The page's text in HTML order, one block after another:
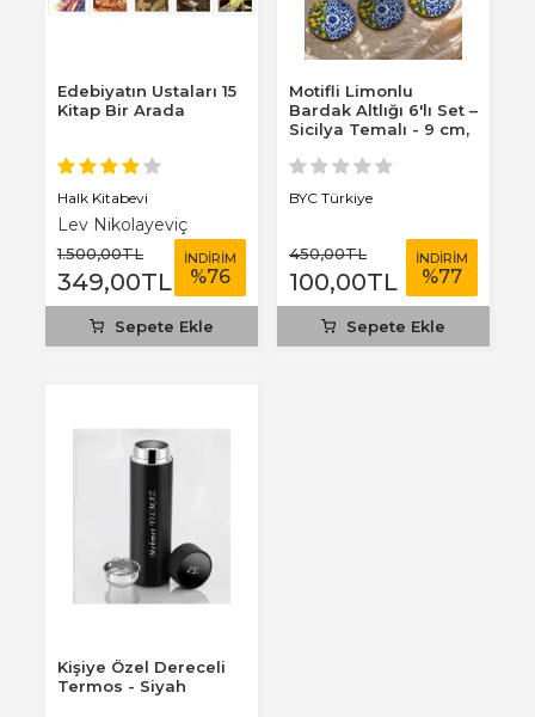
Edebiyatın Ustaları 15
Kitap Bir Arada
Halk Kitabevi
Lev Nikolayeviç
Tolstoy
1.500,00TL
349,00TL
İNDİRİM
%76
Sepete Ekle
Motifli Limonlu
Bardak Altlığı 6'lı Set –
Sicilya Temalı - 9 cm,
BYC Türkiye
450,00TL
100,00TL
İNDİRİM
%77
Sepete Ekle
Kişiye Özel Dereceli
Termos - Siyah